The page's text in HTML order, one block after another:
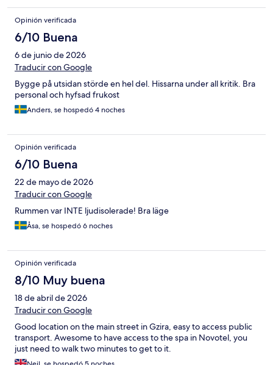
Opinión verificada
6/10 Buena
6 de junio de 2026
Traducir con Google
Bygge på utsidan störde en hel del. Hissarna under all kritik. Bra
personal och hyfsad frukost
Anders, se hospedó 4 noches
Opinión verificada
6/10 Buena
22 de mayo de 2026
Traducir con Google
Rummen var INTE ljudisolerade! Bra läge
Åsa, se hospedó 6 noches
Opinión verificada
8/10 Muy buena
18 de abril de 2026
Traducir con Google
Good location on the main street in Gzira, easy to access public
transport. Awesome to have access to the spa in Novotel, you
just need to walk two minutes to get to it.